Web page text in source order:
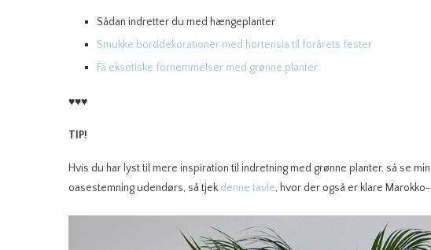
Sådan indretter du med hængeplanter
Smukke borddekorationer med hortensia til forårets fester
Få eksotiske fornemmelser med grønne planter
♥♥♥
TIP!
Hvis du har lyst til mere inspiration til indretning med grønne planter, så se
oasestemning udendørs, så tjek denne tavle, hvor der også er klare